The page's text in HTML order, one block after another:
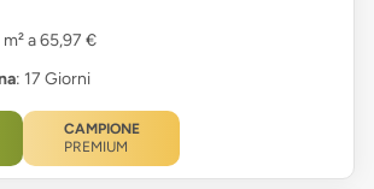
a 65,97 €
: 17 Giorni
CAMPIONE
PREMIUM